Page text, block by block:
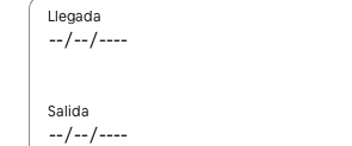
Llegada
Salida